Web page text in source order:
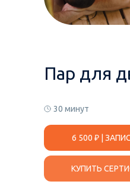
30 минут
Пар для
6 500 ₽ |
КУПИТЬ